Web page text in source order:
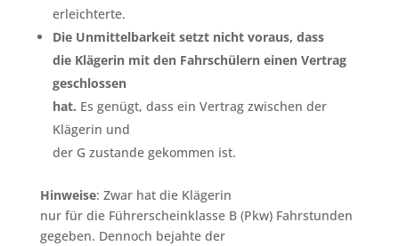
erleichterte.
Die Unmittelbarkeit setzt nicht voraus, dass
die Klägerin mit den Fahrschülern einen Vertrag
geschlossen
hat. Es genügt, dass ein Vertrag zwischen der
Klägerin und
der G zustande gekommen ist.
Hinweise: Zwar hat die Klägerin
nur für die Führerscheinklasse B (Pkw) Fahrstunden
gegeben. Dennoch bejahte der